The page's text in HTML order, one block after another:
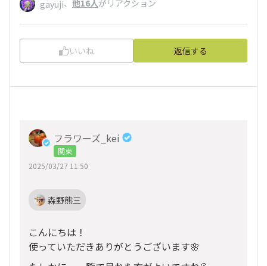
gayuji、 他16人がリアクション
いいね 返信する
フラワーズ_kei
関東
2025/03/27 11:50
森野熊三
こんにちは！
使っていただきありがとうございます🌸